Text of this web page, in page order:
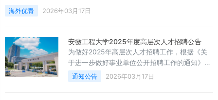
识产权改革试点高校，建有国家首批机器人现代产业学院、国家级创
新创业教育实践基地、国家级大学生校外实践教育基地；是安徽省博
海外优青 2026年03月17日
安徽工程大学2025年度高层次人才招聘公告
为做好2025年高层次人才招聘工作，根据《关
于进一步做好事业单位公开招聘工作的通知》
（人社部发〔2024〕57号）和《安徽省事业单
位公开招聘人员暂行办法》（皖人社发
通知公告 2026年03月17日